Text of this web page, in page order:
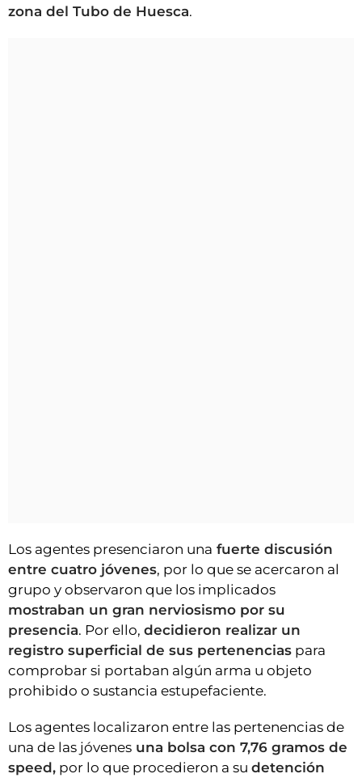
CLUB DEL AMIGO MILITANTE
zona del Tubo de Huesca.
Los agentes presenciaron una fuerte discusión
entre cuatro jóvenes, por lo que se acercaron al
grupo y observaron que los implicados
mostraban un gran nerviosismo por su
presencia. Por ello, decidieron realizar un
registro superficial de sus pertenencias para
comprobar si portaban algún arma u objeto
prohibido o sustancia estupefaciente.
Los agentes localizaron entre las pertenencias de
una de las jóvenes una bolsa con 7,76 gramos de
speed, por lo que procedieron a su detención